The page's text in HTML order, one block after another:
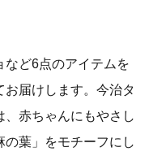
など6点のアイテムを
届けします。今治タ
赤ちゃんにもやさし
葉」をモチーフにし